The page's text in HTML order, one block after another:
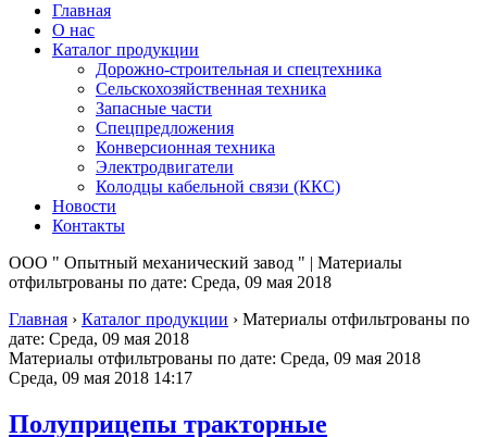
Главная
О нас
Каталог продукции
Дорожно-строительная и спецтехника
Сельскохозяйственная техника
Запасные части
Спецпредложения
Конверсионная техника
Электродвигатели
Колодцы кабельной связи (ККС)
Новости
Контакты
ООО " Опытный механический завод " | Материалы
отфильтрованы по дате: Среда, 09 мая 2018
Главная › Каталог продукции › Материалы отфильтрованы по
дате: Среда, 09 мая 2018
Материалы отфильтрованы по дате: Среда, 09 мая 2018
Среда, 09 мая 2018 14:17
Полуприцепы тракторные